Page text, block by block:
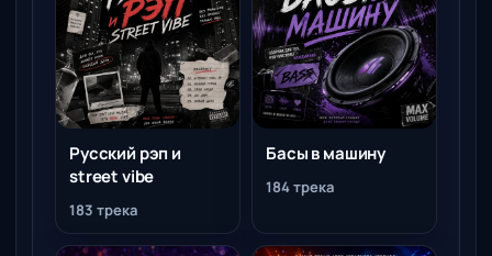
Русский рэп и
street vibe
183 трека
Басы в машину
184 трека